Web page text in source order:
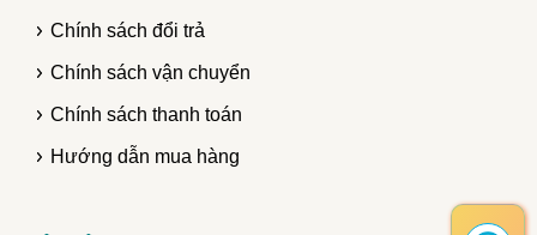
Chính sách đổi trả
Chính sách vận chuyển
Chính sách thanh toán
Hướng dẫn mua hàng